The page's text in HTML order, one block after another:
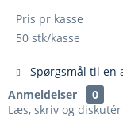
Pris pr kasse
50 stk/kasse
Spørgsmål til en
Anmeldelser
0
Læs, skriv og